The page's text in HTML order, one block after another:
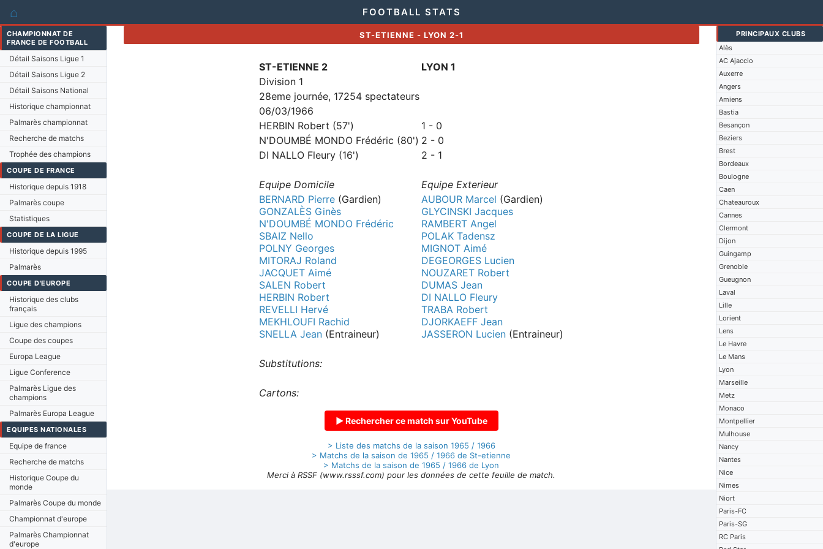
⌂ FOOTBALL STATS
CHAMPIONNAT DE
FRANCE DE FOOTBALL
Détail Saisons Ligue 1
Détail Saisons Ligue 2
Détail Saisons National
Historique championnat
Palmarès championnat
Recherche de matchs
Trophée des champions
COUPE DE FRANCE
Historique depuis 1918
Palmarès coupe
Statistiques
COUPE DE LA LIGUE
Historique depuis 1995
Palmarès
COUPE D'EUROPE
Historique des clubs
français
Ligue des champions
Coupe des coupes
Europa League
Ligue Conference
Palmarès Ligue des
champions
Palmarès Europa League
EQUIPES NATIONALES
Equipe de france
Recherche de matchs
Historique Coupe du
monde
Palmarès Coupe du monde
Championnat d'europe
Palmarès Championnat
d'europe
PRINCIPAUX CLUBS
Alès
AC Ajaccio
Auxerre
Angers
Amiens
Bastia
Besançon
Beziers
Brest
Bordeaux
Boulogne
Caen
Chateauroux
Cannes
Clermont
Dijon
Guingamp
Grenoble
Gueugnon
Laval
Lille
Lorient
Lens
Le Havre
Le Mans
Lyon
Marseille
Metz
Monaco
Montpellier
Mulhouse
Nancy
Nantes
Nice
Nimes
Niort
Paris-FC
Paris-SG
RC Paris
ST-ETIENNE - LYON 2-1
ST-ETIENNE 2
LYON 1
Division 1
28eme journée, 17254 spectateurs
06/03/1966
HERBIN Robert (57')
1 - 0
N'DOUMBÉ MONDO Frédéric (80') 2 - 0
DI NALLO Fleury (16')
2 - 1
Equipe Domicile
Equipe Exterieur
BERNARD Pierre (Gardien)
GONZALÈS Ginès
N'DOUMBÉ MONDO Frédéric
SBAIZ Nello
POLNY Georges
MITORAJ Roland
JACQUET Aimé
SALEN Robert
HERBIN Robert
REVELLI Hervé
MEKHLOUFI Rachid
SNELLA Jean (Entraineur)
AUBOUR Marcel (Gardien)
GLYCINSKI Jacques
RAMBERT Angel
POLAK Tadensz
MIGNOT Aimé
DEGEORGES Lucien
NOUZARET Robert
DUMAS Jean
DI NALLO Fleury
TRABA Robert
DJORKAEFF Jean
JASSERON Lucien (Entraineur)
Substitutions:
Cartons:
▶ Rechercher ce match sur YouTube
> Liste des matchs de la saison 1965 / 1966
> Matchs de la saison de 1965 / 1966 de St-etienne
> Matchs de la saison de 1965 / 1966 de Lyon
Merci à RSSF (www.rsssf.com) pour les données de cette feuille de match.